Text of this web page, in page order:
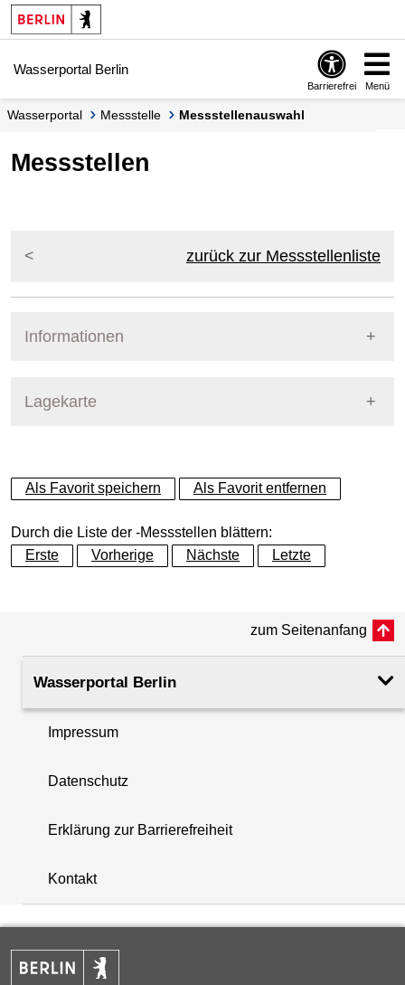
Springe zur Navigation
Springe zum Inhalt
Wasserportal Berlin
Barrierefrei Menü
Wasserportal Messstelle Messstellenauswahl
Messstellen
zurück zur Messstellenliste
Informationen
Lagekarte
+
−
+
−
Als Favorit speichern Als Favorit entfernen
Durch die Liste der -Messstellen blättern:
Erste
Vorherige Nächste Letzte
zum Seitenanfang
Wasserportal Berlin
Impressum
Datenschutz
Erklärung zur Barrierefreiheit
Kontakt